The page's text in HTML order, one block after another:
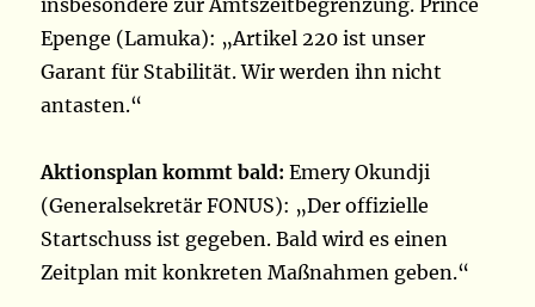
insbesondere zur Amtszeitbegrenzung. Prince
Epenge (Lamuka): „Artikel 220 ist unser
Garant für Stabilität. Wir werden ihn nicht
antasten.“
Aktionsplan kommt bald: Emery Okundji
(Generalsekretär FONUS): „Der offizielle
Startschuss ist gegeben. Bald wird es einen
Zeitplan mit konkreten Maßnahmen geben.“